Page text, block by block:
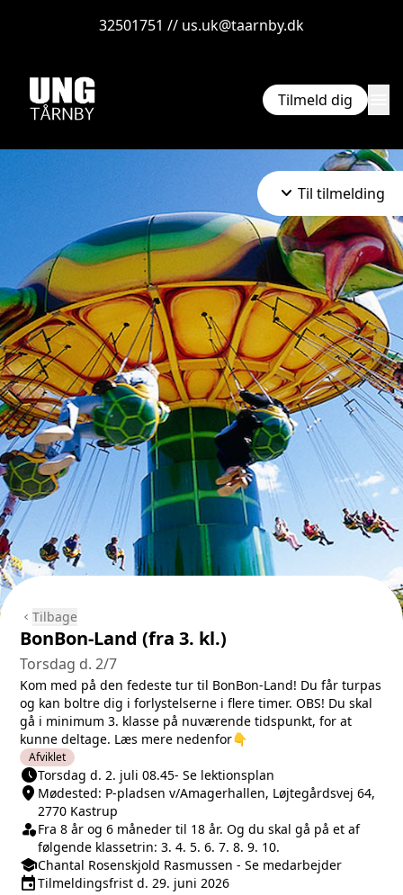
32501751 // us.uk@taarnby.dk
Tilmeld dig
keyboard_arrow_down Til tilmelding
chevron_left Tilbage
BonBon-Land (fra 3. kl.)
Torsdag d. 2/7
Kom med på den fedeste tur til BonBon-Land! Du får turpas
og kan boltre dig i forlystelserne i flere timer. OBS! Du skal
gå i minimum 3. klasse på nuværende tidspunkt, for at
kunne deltage. Læs mere nedenfor👇
Afviklet
Næste lektion
scheduleTorsdag d. 2. juli 08.45- Se lektionsplan
Sted/Adresse
location_on Mødested: P-pladsen v/Amagerhallen, Løjtegårdsvej 64,
2770 Kastrup
Klasse/Aldersbegrænsning
person_shieldFra 8 år og 6 måneder til 18 år. Og du skal gå på et af
følgende klassetrin: 3. 4. 5. 6. 7. 8. 9. 10.
Medarbejder
schoolChantal Rosenskjold Rasmussen - Se medarbejder
Tilmeldingsfrist
eventTilmeldingsfrist d. 29. juni 2026